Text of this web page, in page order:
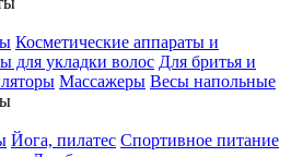
Косметические аппараты и
для укладки волос Для бритья и
Массажеры Весы напольные
Йога, пилатес Спортивное питание